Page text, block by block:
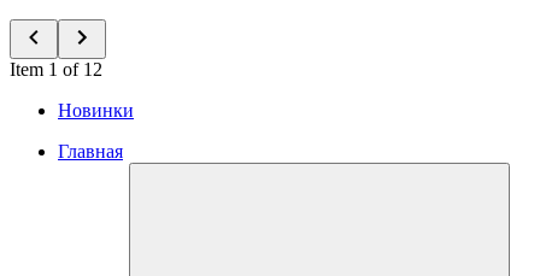
Item 1 of 12
Новинки
Главная